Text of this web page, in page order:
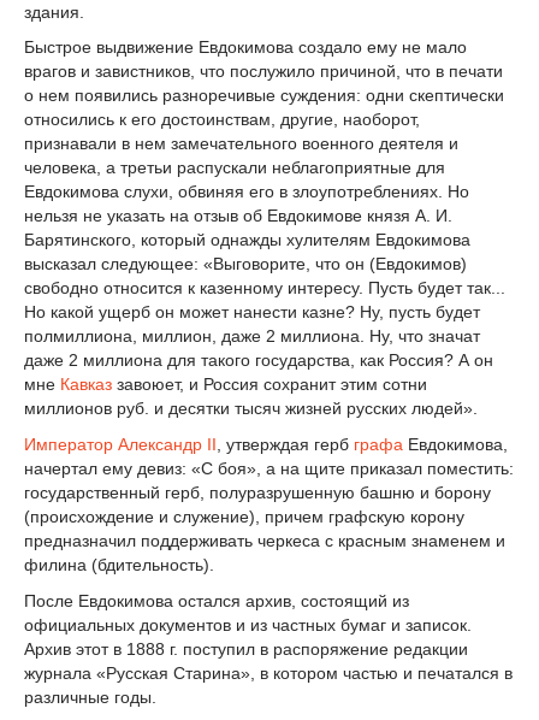
здания.
Быстрое выдвижение Евдокимова создало ему не мало
врагов и завистников, что послужило причиной, что в печати
о нем появились разноречивые суждения: одни скептически
относились к его достоинствам, другие, наоборот,
признавали в нем замечательного военного деятеля и
человека, а третьи распускали неблагоприятные для
Евдокимова слухи, обвиняя его в злоупотреблениях. Но
нельзя не указать на отзыв об Евдокимове князя А. И.
Барятинского, который однажды хулителям Евдокимова
высказал следующее: «Выговорите, что он (Евдокимов)
свободно относится к казенному интересу. Пусть будет так...
Но какой ущерб он может нанести казне? Ну, пусть будет
полмиллиона, миллион, даже 2 миллиона. Ну, что значат
даже 2 миллиона для такого государства, как Россия? А он
мне Кавказ завоюет, и Россия сохранит этим сотни
миллионов руб. и десятки тысяч жизней русских людей».
Император Александр II, утверждая герб графа Евдокимова,
начертал ему девиз: «С боя», а на щите приказал поместить:
государственный герб, полуразрушенную башню и борону
(происхождение и служение), причем графскую корону
предназначил поддерживать черкеса с красным знаменем и
филина (бдительность).
После Евдокимова остался архив, состоящий из
официальных документов и из частных бумаг и записок.
Архив этот в 1888 г. поступил в распоряжение редакции
журнала «Русская Старина», в котором частью и печатался в
различные годы.